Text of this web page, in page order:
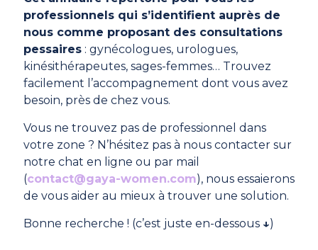
professionnels qui s’identifient auprès de
nous comme proposant des consultations
pessaires : gynécologues, urologues,
kinésithérapeutes, sages-femmes… Trouvez
facilement l’accompagnement dont vous avez
besoin, près de chez vous.
Vous ne trouvez pas de professionnel dans
votre zone ? N’hésitez pas à nous contacter sur
notre chat en ligne ou par mail
(contact@gaya-women.com), nous essaierons
de vous aider au mieux à trouver une solution.
Bonne recherche ! (c’est juste en-dessous ↓)